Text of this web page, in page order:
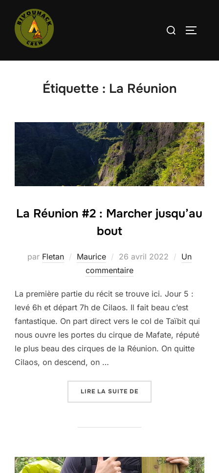
contenu
Rechercher :
Étiquette : La Réunion
La Réunion #2 : Marcher jusqu’au
bout
par Fletan Maurice
Publié
le
26 avril 2022
Un
commentaire
La première partie du récit se trouve ici. Jour 5 :
levé 6h et départ 7h de Cilaos. Il fait beau c’est
fantastique. On part direct vers le col de Taïbit qui
nous ouvre les portes du cirque de Mafate, réputé
le plus beau des cirques de la Réunion. On quitte
Cilaos, on descend, on …
LIRE LA SUITE DE